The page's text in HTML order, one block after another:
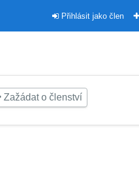
Přihlásit jako člen
Zažádat o členství